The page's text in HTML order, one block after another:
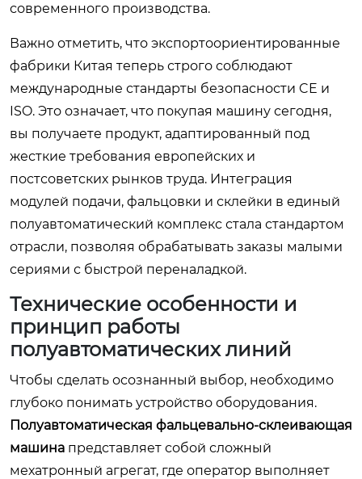
современного производства.
Важно отметить, что экспортоориентированные
фабрики Китая теперь строго соблюдают
международные стандарты безопасности CE и
ISO. Это означает, что покупая машину сегодня,
вы получаете продукт, адаптированный под
жесткие требования европейских и
постсоветских рынков труда. Интеграция
модулей подачи, фальцовки и склейки в единый
полуавтоматический комплекс стала стандартом
отрасли, позволяя обрабатывать заказы малыми
сериями с быстрой переналадкой.
Технические особенности и
принцип работы
полуавтоматических линий
Чтобы сделать осознанный выбор, необходимо
глубоко понимать устройство оборудования.
Полуавтоматическая фальцевально-склеивающая
машина представляет собой сложный
мехатронный агрегат, где оператор выполняет